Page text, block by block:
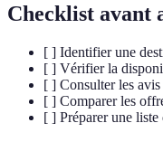
Checklist avant
[ ] Identifier une
[ ] Vérifier la
[ ] Consulter les
[ ] Comparer les
[ ] Préparer une liste